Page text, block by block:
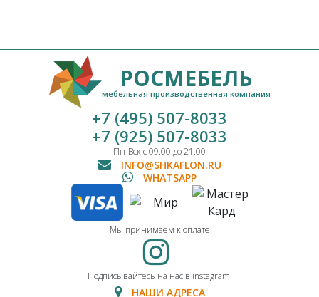
РОСМЕБЕЛЬ
мебельная производственная компания
+7 (495) 507-8033
+7 (925) 507-8033
Пн-Вск с 09:00 до 21:00
INFO@SHKAFLON.RU
WHATSAPP
Мы принимаем к оплате
Подписывайтесь на нас в instagram.
НАШИ АДРЕСА